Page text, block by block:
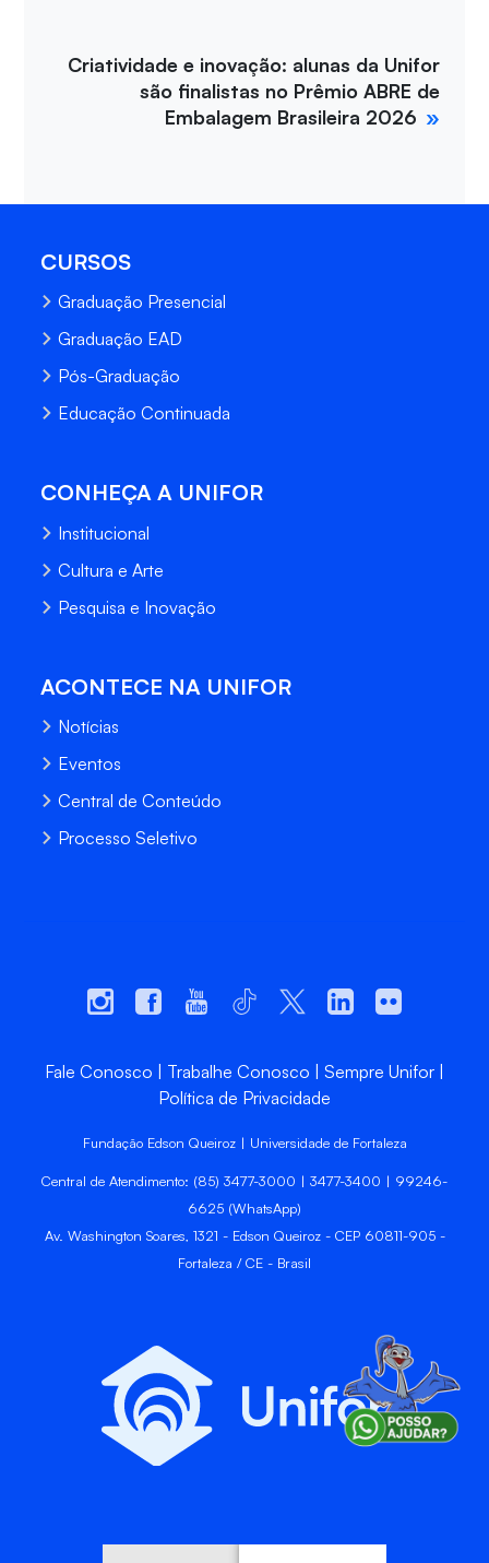
Criatividade e inovação: alunas da Unifor
são finalistas no Prêmio ABRE de
Embalagem Brasileira 2026
CURSOS
Graduação Presencial
Graduação EAD
Pós-Graduação
Educação Continuada
CONHEÇA A UNIFOR
Institucional
Cultura e Arte
Pesquisa e Inovação
ACONTECE NA UNIFOR
Notícias
Eventos
Central de Conteúdo
Processo Seletivo
Fale Conosco Trabalhe Conosco
Sempre Unifor
Política de Privacidade
Fundação Edson Queiroz | Universidade de Fortaleza
Central de Atendimento: (85) 3477-3000 | 3477-3400 | 99246-
6625 (WhatsApp)
Av. Washington Soares, 1321 - Edson Queiroz - CEP 60811-905 -
Fortaleza / CE - Brasil